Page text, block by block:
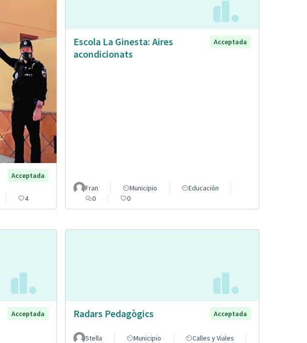
Acceptada
4
Escola La Ginesta: Aires
acondicionats
Acceptada
Fran Municipio
Educación
0
0
Acceptada Radars Pedagògics Acceptada
Stella Municipio
Calles y Viales